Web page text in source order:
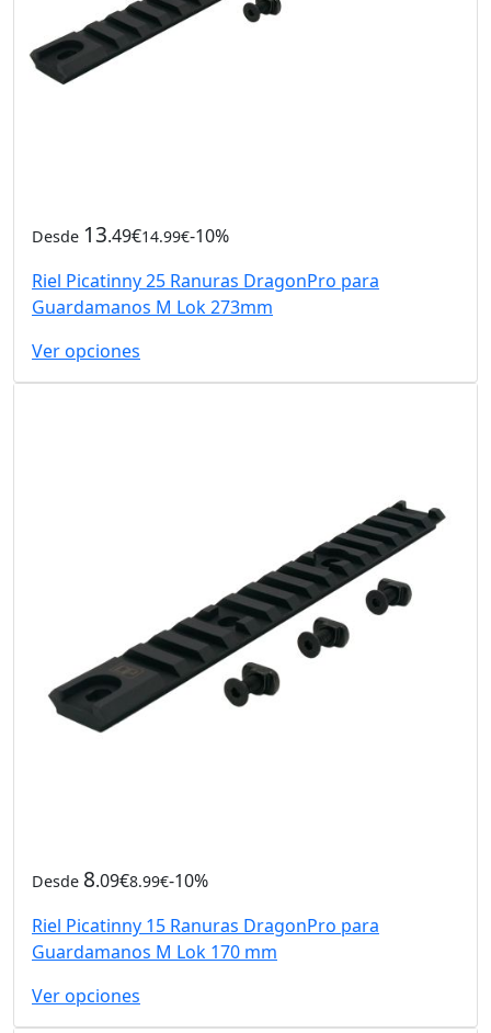
Desde 13.49€14.99€-10%
Riel Picatinny 25 Ranuras DragonPro para
Guardamanos M Lok 273mm
Ver opciones
Desde 8.09€8.99€-10%
Riel Picatinny 15 Ranuras DragonPro para
Guardamanos M Lok 170 mm
Ver opciones